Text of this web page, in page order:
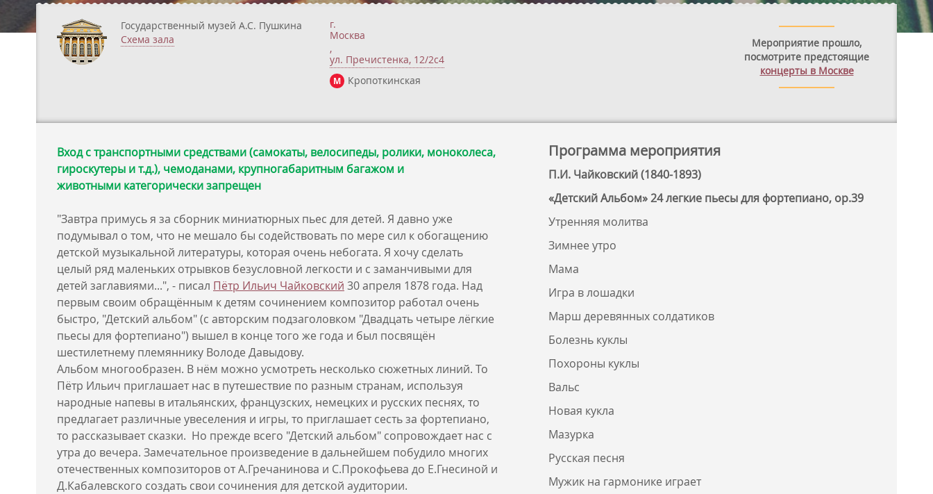
Государственный музей А.С. Пушкина
Схема зала
г.
Москва
,
ул. Пречистенка, 12/2c4
М Кропоткинская
Мероприятие прошло,
посмотрите предстоящие
концерты в Москве
Вход с транспортными средствами (самокаты, велосипеды, ролики, моноколеса,
гироскутеры и т.д.), чемоданами, крупногабаритным багажом и
животными категорически запрещен
"Завтра примусь я за сборник миниатюрных пьес для детей. Я давно уже
подумывал о том, что не мешало бы содействовать по мере сил к обогащению
детской музыкальной литературы, которая очень небогата. Я хочу сделать
целый ряд маленьких отрывков безусловной легкости и с заманчивыми для
детей заглавиями...", - писал Пётр Ильич Чайковский 30 апреля 1878 года. Над
первым своим обращённым к детям сочинением композитор работал очень
быстро, "Детский альбом" (с авторским подзаголовком "Двадцать четыре лёгкие
пьесы для фортепиано") вышел в конце того же года и был посвящён
шестилетнему племяннику Володе Давыдову.
Альбом многообразен. В нём можно усмотреть несколько сюжетных линий. То
Пётр Ильич приглашает нас в путешествие по разным странам, используя
народные напевы в итальянских, французских, немецких и русских песнях, то
предлагает различные увеселения и игры, то приглашает сесть за фортепиано,
то рассказывает сказки. Но прежде всего "Детский альбом" сопровождает нас с
утра до вечера. Замечательное произведение в дальнейшем побудило многих
отечественных композиторов от А.Гречанинова и С.Прокофьева до Е.Гнесиной и
Д.Кабалевского создать свои сочинения для детской аудитории.
Программа мероприятия
П.И. Чайковский (1840-1893)
«Детский Альбом» 24 легкие пьесы для фортепиано, ор.39
Утренняя молитва
Зимнее утро
Мама
Игра в лошадки
Марш деревянных солдатиков
Болезнь куклы
Похороны куклы
Вальс
Новая кукла
Мазурка
Русская песня
Мужик на гармонике играет